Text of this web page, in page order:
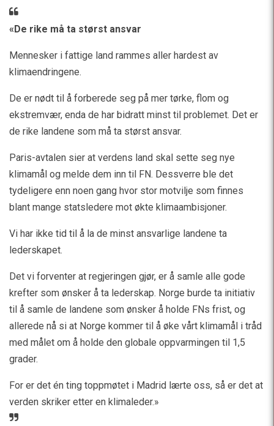
«De rike må ta størst ansvar
Mennesker i fattige land rammes aller hardest av
klimaendringene.
De er nødt til å forberede seg på mer tørke, flom og
ekstremvær, enda de har bidratt minst til problemet. Det er
de rike landene som må ta størst ansvar.
Paris-avtalen sier at verdens land skal sette seg nye
klimamål og melde dem inn til FN. Dessverre ble det
tydeligere enn noen gang hvor stor motvilje som finnes
blant mange statsledere mot økte klimaambisjoner.
Vi har ikke tid til å la de minst ansvarlige landene ta
lederskapet.
Det vi forventer at regjeringen gjør, er å samle alle gode
krefter som ønsker å ta lederskap. Norge burde ta initiativ
til å samle de landene som ønsker å holde FNs frist, og
allerede nå si at Norge kommer til å øke vårt klimamål i tråd
med målet om å holde den globale oppvarmingen til 1,5
grader.
For er det én ting toppmøtet i Madrid lærte oss, så er det at
verden skriker etter en klimaleder.»